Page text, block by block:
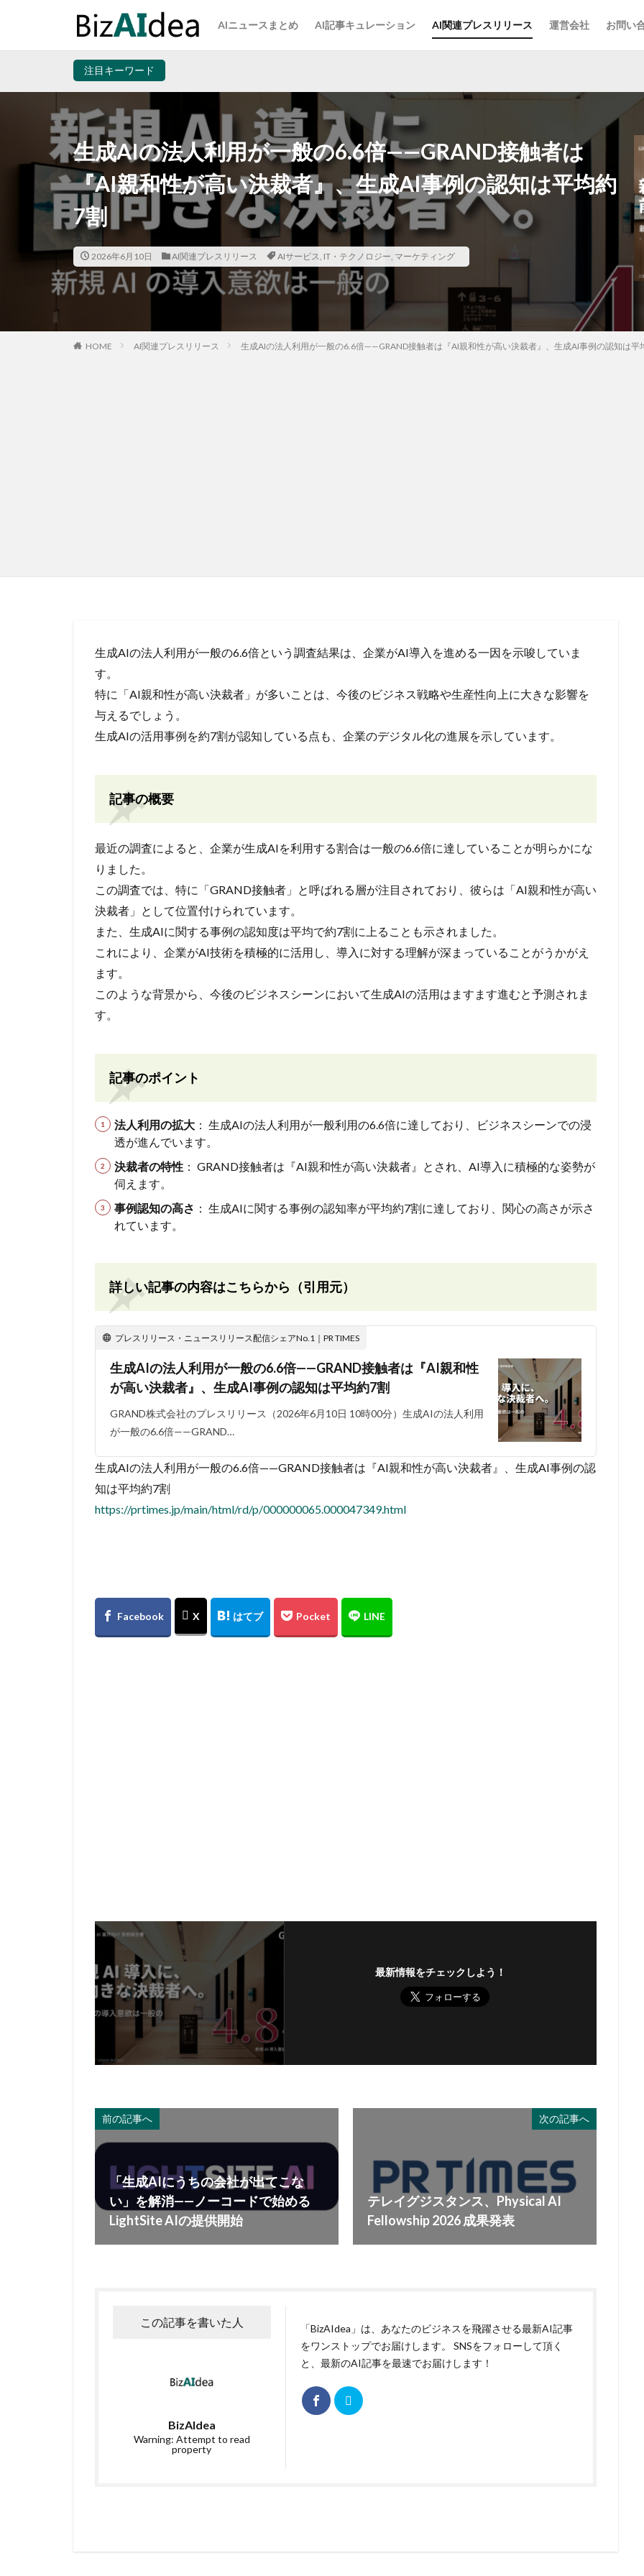
AIニュースまとめ AI記事キュレーション AI関連プレスリリース 運営会社 お問い
注目キーワード
生成AIの法人利用が一般の6.6倍——GRAND接触者は
『AI親和性が高い決裁者』、生成AI事例の認知は平均約
7割
2026年6月10日 AI関連プレスリリース AIサービス, IT・テクノロジー, マーケティング
HOME AI関連プレスリリース 生成AIの法人利用が一般の6.6倍——GRAND接触者は『AI親和性が高い決裁者』、生成AI事例の認知は平
生成AIの法人利用が一般の6.6倍という調査結果は、企業がAI導入を進める一因を示唆していま
す。
特に「AI親和性が高い決裁者」が多いことは、今後のビジネス戦略や生産性向上に大きな影響を
与えるでしょう。
生成AIの活用事例を約7割が認知している点も、企業のデジタル化の進展を示しています。
記事の概要
最近の調査によると、企業が生成AIを利用する割合は一般の6.6倍に達していることが明らかにな
りました。
この調査では、特に「GRAND接触者」と呼ばれる層が注目されており、彼らは「AI親和性が高い
決裁者」として位置付けられています。
また、生成AIに関する事例の認知度は平均で約7割に上ることも示されました。
これにより、企業がAI技術を積極的に活用し、導入に対する理解が深まっていることがうかがえ
ます。
このような背景から、今後のビジネスシーンにおいて生成AIの活用はますます進むと予測されま
す。
記事のポイント
法人利用の拡大 ： 生成AIの法人利用が一般利用の6.6倍に達しており、ビジネスシーンでの浸
透が進んでいます。
決裁者の特性 ： GRAND接触者は『AI親和性が高い決裁者』とされ、AI導入に積極的な姿勢が
伺えます。
事例認知の高さ ： 生成AIに関する事例の認知率が平均約7割に達しており、関心の高さが示さ
れています。
詳しい記事の内容はこちらから（引用元）
プレスリリース・ニュースリリース配信シェアNo.1｜PR TIMES
生成AIの法人利用が一般の6.6倍——GRAND接触者は『AI親和性
が高い決裁者』、生成AI事例の認知は平均約7割
GRAND株式会社のプレスリリース（2026年6月10日 10時00分）生成AIの法人利用
が一般の6.6倍——GRAND…
生成AIの法人利用が一般の6.6倍——GRAND接触者は『AI親和性が高い決裁者』、生成AI事例の認
知は平均約7割
https://prtimes.jp/main/html/rd/p/000000065.000047349.html
最新情報をチェックしよう！
前の記事へ
「生成AIにうちの会社が出てこな
い」を解消——ノーコードで始める
LightSite AIの提供開始
次の記事へ
テレイグジスタンス、Physical AI
Fellowship 2026 成果発表
この記事を書いた人
BizAIdea
Warning: Attempt to read
property
「BizAIdea」は、あなたのビジネスを飛躍させる最新AI記事
をワンストップでお届けします。 SNSをフォローして頂く
と、最新のAI記事を最速でお届けします！